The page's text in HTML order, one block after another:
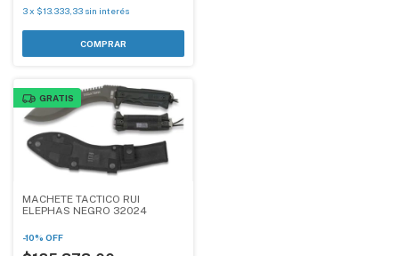
3x $13.333,33 sin interés
GRATIS
MACHETE TACTICO RUI
ELEPHAS NEGRO 32024
-10% OFF